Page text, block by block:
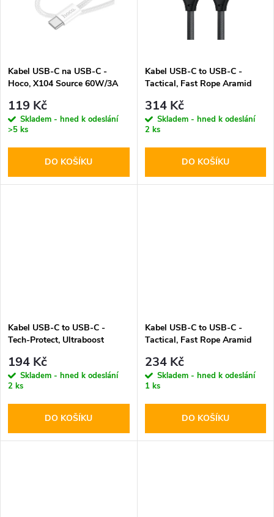
Kabel USB-C na USB-C -
Hoco, X104 Source 60W/3A
119 Kč
Skladem - hned k odeslání
>5 ks
DO KOŠÍKU
Kabel USB-C to USB-C -
Tactical, Fast Rope Aramid
314 Kč
Skladem - hned k odeslání
2 ks
DO KOŠÍKU
Kabel USB-C to USB-C -
Tech-Protect, Ultraboost
194 Kč
Skladem - hned k odeslání
2 ks
DO KOŠÍKU
Kabel USB-C to USB-C -
Tactical, Fast Rope Aramid
234 Kč
Skladem - hned k odeslání
1 ks
DO KOŠÍKU